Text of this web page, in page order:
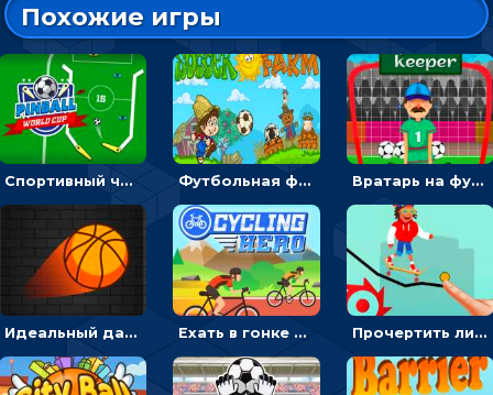
Похожие игры
Спортивный чемпионат по пейнтболу: ударять по ракеткам, чтобы забивать футбольный мяч в ворота Футбольная ферма: бей по мячу, чтобы забивать в ворота и ловить звезды Вратарь на футбольном поле: тапай, чтобы отбивать мячи в воротах ногами и руками - спортивные
Идеальный данк: направлять пунктир в корзину и попадать мячом Ехать в гонке на велосипедах через трамплины к финишу на скорость - спортивные Прочертить линию, чтобы проехать на скейте, через преграды к финишу - для мальчиков